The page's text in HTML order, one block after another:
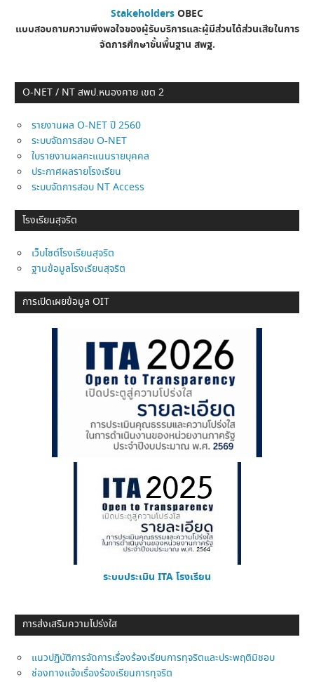
StakeholdersOBEC
แบบสอบถามความพึงพอใจของผู้รับบริการและผู้มีส่วนได้ส่วนเสียในการ
จัดการศึกษาขั้นพื้นฐาน สพฐ.
O-NET / NT สพป.หนองคาย เขต 2
รายงานผล O-NET ปี 2560
ระบบจัดการสอบ O-NET
ใบรายงานผลคะแนนรายบุคคล
ประกาศผลรายโรงเรียน
ระบบจัดการสอบ NT Access
โรงเรียนสุจริต
เว็บไซต์โรงเรียนสุจริต
ฐานข้อมูลโรงเรียนสุจริต
การเปิดเผยข้อมูล OIT
ระบบประเมิน ITA โรงเรียน
การส่งเสริมความโปร่งใส
แนวปฏิบัติการจัดการเรื่องร้องเรียนการทุจริตและประพฤติมิชอบ
ช่องทางแจ้งเรื่องร้องเรียนการทุจริต